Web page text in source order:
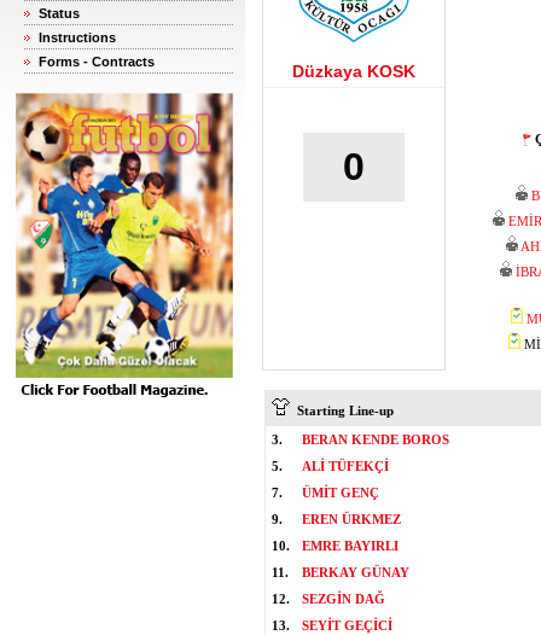
Status
Instructions
Forms - Contracts
Düzkaya KOSK
0
Starting Line-up
3.
BERAN KENDE BOROS
5.
ALİ TÜFEKÇİ
7.
ÜMİT GENÇ
9.
EREN ÜRKMEZ
10.
EMRE BAYIRLI
11.
BERKAY GÜNAY
12.
SEZGİN DAĞ
13.
SEYİT GEÇİCİ